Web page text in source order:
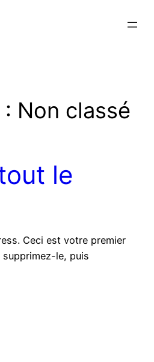
Non classé
le
Ceci est votre premier
le, puis